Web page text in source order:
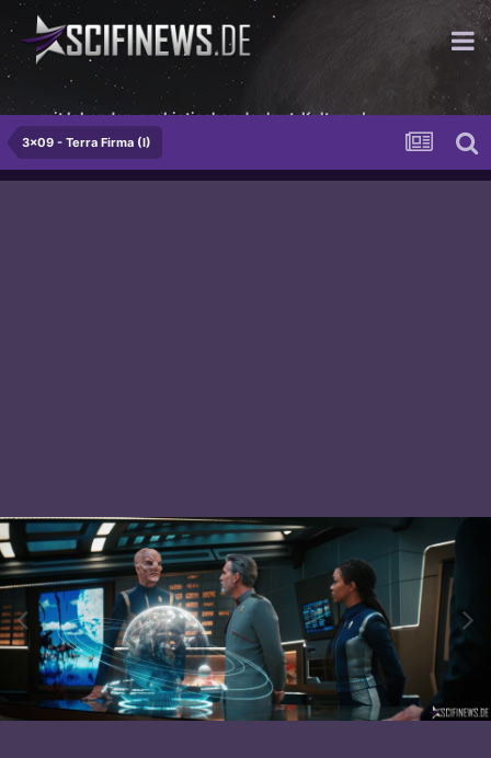
...mit lebenden, probiotischen Joghurt-Kulturen!
3x09 - Terra Firma (I)